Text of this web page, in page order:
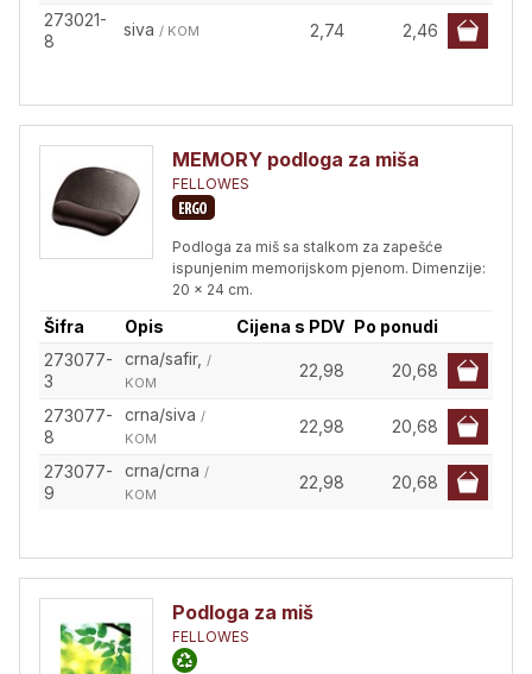
273021-
8
siva / KOM 2,74 2,46
MEMORY podloga za miša
FELLOWES
Podloga za miš sa stalkom za zapešće
ispunjenim memorijskom pjenom. Dimenzije:
20 x 24 cm.
Šifra Opis Cijena s PDV Po ponudi
273077-
3
crna/safir, /
KOM
22,98 20,68
273077-
8
crna/siva /
KOM
22,98 20,68
273077-
9
crna/crna /
KOM
22,98 20,68
Podloga za miš
FELLOWES